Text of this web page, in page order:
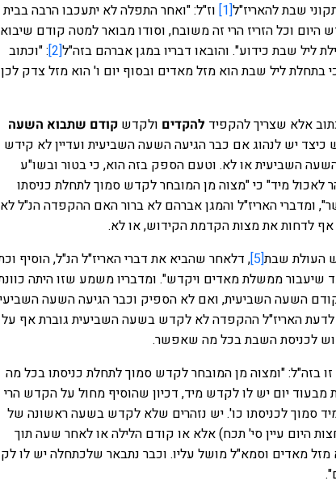
שבת להאריז"ל[1]
וז"ל: "ואחר התפלה לא יתעכבו הרבה בבית
וכל הזריז הרי זה משובח, וסודו מבואר למטה קודם שיבוא
ליל שבת כידוע". והובאו דבריו במגן אברהם בזה"ל[2] : "וכתוב
ליל שבת הוא מזל מאדים ובסוף יום ו' הוא מזל צדק לכן
אלא שצריך להקפיד להקדים ולקדש קודם שתבוא השעה
יש לנהוג אם כבר הגיעה השעה השביעית ועדיין לא
השביעית או לא. וטעם הספק בזה הוא, כי בטור ובשו"ע
מיד" כי "מצוה מן המובחר לקדש סמוך לתחלת כניסתו
ומדברי האריז"ל והמגן אברהם לא ברור האם ההקפדה הנ"ל לא
לדחות את מצות הקדמת הקידוש, או לא.
העולת שבת[5] , דלאחר שהביא את דברי האריז"ל הנ"ל, הוסיף
שיעבור ממשלת מאדים ויקדש". ומדבריו משמע שזו היתה
השעה השביעית, ואם לא הספיק וכבר הגיעה השעה
לדעת האריז"ל ההקפדה לא לקדש בשעה השביעית גוברת אף על
לכניסת השבת בכל מה שאפשר.
בזה"ל: "ומצוה מן המובחר לקדש סמוך לתחלת כניסתו בכל מה
יום יש לו לקדש מיד, דכיון שהוסיף מחול על הקדש הרי
סמוך לכניסתו כו'. יש נזהרים שלא לקדש בשעה ראשונה של
היום עיין סי' תכח) אלא או קודם הלילה או לאחר שעה תוך
מאדים וסמא"ל מושל עליו. וכבר נתבאר שלכתחלה יש לו